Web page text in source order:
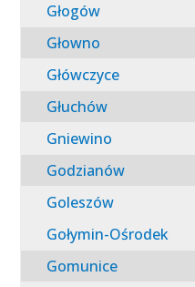
Głogów
Głowno
Główczyce
Głuchów
Gniewino
Godzianów
Goleszów
Gołymin-Ośrodek
Gomunice